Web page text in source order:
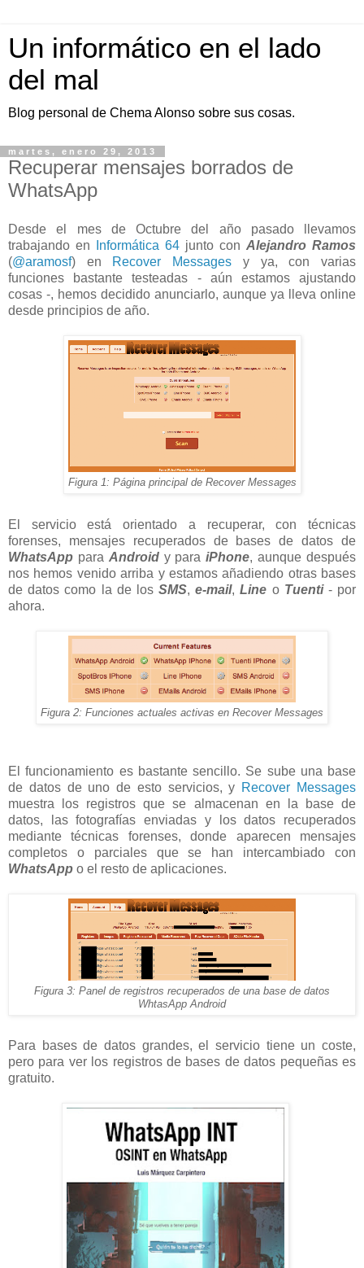
Un informático en el lado
del mal
Blog personal de Chema Alonso sobre sus cosas.
martes, enero 29, 2013
Recuperar mensajes borrados de
WhatsApp
Desde el mes de Octubre del año pasado llevamos
trabajando en
Informática 64 junto con Alejandro Ramos
(@aramosf) en Recover Messages y ya, con varias
funciones bastante testeadas - aún estamos ajustando
cosas -, hemos decidido anunciarlo, aunque ya lleva online
desde principios de año.
Figura 1: Página principal de Recover Messages
El servicio está orientado a recuperar, con técnicas
forenses, mensajes recuperados de bases de datos de
WhatsApp para Androidy paraiPhone, aunque después
nos hemos venido arriba y estamos añadiendo otras bases
de datos como la de los SMS,e-mail,Line o Tuenti- por
ahora.
Figura 2: Funciones actuales activas en Recover Messages
El funcionamiento es bastante sencillo. Se sube una base
de datos de uno de esto servicios, y Recover Messages
muestra los registros que se almacenan en la base de
datos, las fotografías enviadas y los datos recuperados
mediante técnicas forenses, donde aparecen mensajes
completos o parciales que se han intercambiado con
WhatsApp o el resto de aplicaciones.
Figura 3: Panel de registros recuperados de una base de datos
WhtasApp Android
Para bases de datos grandes, el servicio tiene un coste,
pero para ver los registros de bases de datos pequeñas es
gratuito.